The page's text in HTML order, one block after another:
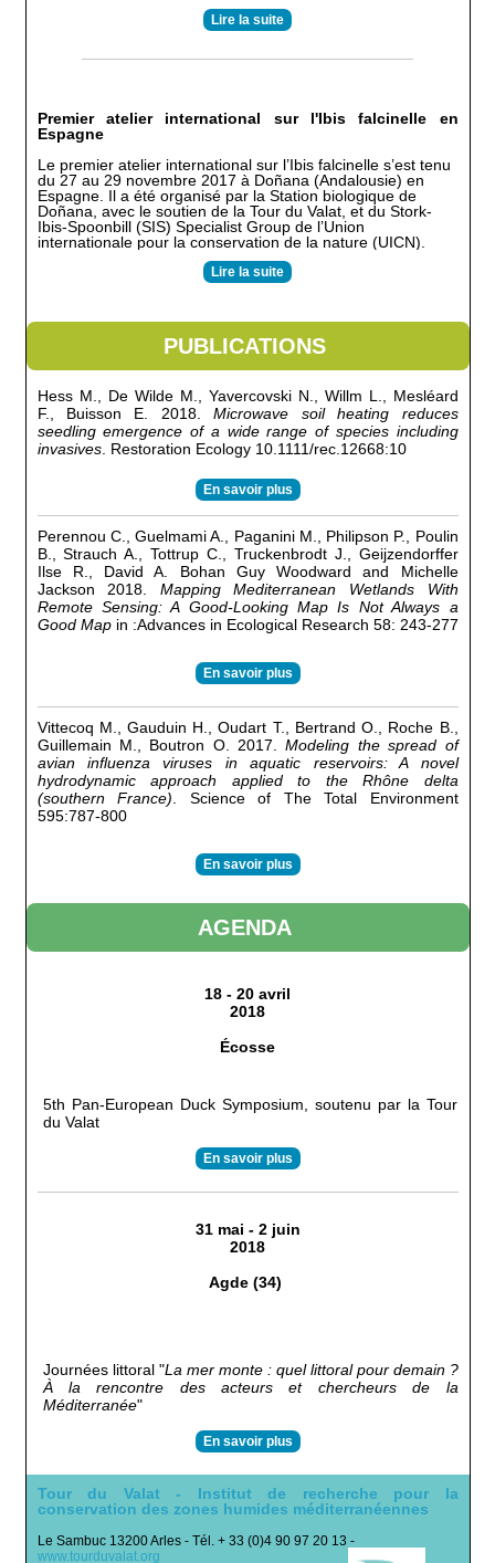
Lire la suite
Premier atelier international sur l'Ibis falcinelle en
Espagne
Le premier atelier international sur l’Ibis falcinelle s’est tenu
du 27 au 29 novembre 2017 à Doñana (Andalousie) en
Espagne. Il a été organisé par la Station biologique de
Doñana, avec le soutien de la Tour du Valat, et du Stork-
Ibis-Spoonbill (SIS) Specialist Group de l’Union
internationale pour la conservation de la nature (UICN).
Lire la suite
PUBLICATIONS
Hess M., De Wilde M., Yavercovski N., Willm L., Mesléard
F., Buisson E. 2018.Microwave soil heating reduces
seedling emergence of a wide range of species including
invasives. Restoration Ecology 10.1111/rec.12668:10
En savoir plus
Perennou C., Guelmami A., Paganini M., Philipson P., Poulin
B., Strauch A., Tottrup C., Truckenbrodt J., Geijzendorffer
Ilse R., David A. Bohan Guy Woodward and Michelle
Jackson 2018. Mapping Mediterranean Wetlands With
Remote Sensing: A Good-Looking Map Is Not Always a
Good Mapin :Advances in Ecological Research 58: 243-277
En savoir plus
Vittecoq M., Gauduin H., Oudart T., Bertrand O., Roche B.,
Guillemain M., Boutron O. 2017.Modeling the spread of
avian influenza viruses in aquatic reservoirs: A novel
hydrodynamic approach applied to the Rhône delta
(southern France) . Science of The Total Environment
595:787-800
En savoir plus
AGENDA
18 - 20 avril
2018
Écosse
5th Pan-European Duck Symposium, soutenu par la Tour
du Valat
En savoir plus
31 mai - 2 juin
2018
Agde (34)
Journées littoral "La mer monte : quel littoral pour demain ?
À la rencontre des acteurs et chercheurs de la
Méditerranée"
En savoir plus
Tour du Valat - Institut de recherche pour la
conservation des zones humides méditerranéennes
Le Sambuc 13200 Arles - Tél. + 33 (0)4 90 97 20 13 -
www.tourduvalat.org